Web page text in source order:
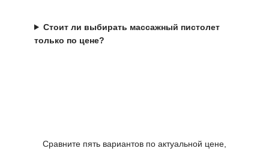
Стоит ли выбирать массажный пистолет
только по цене?
Сравните пять вариантов по актуальной цене,